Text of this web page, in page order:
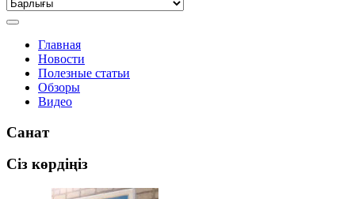
Главная
Новости
Полезные статьи
Обзоры
Видео
Санат
Сіз көрдіңіз